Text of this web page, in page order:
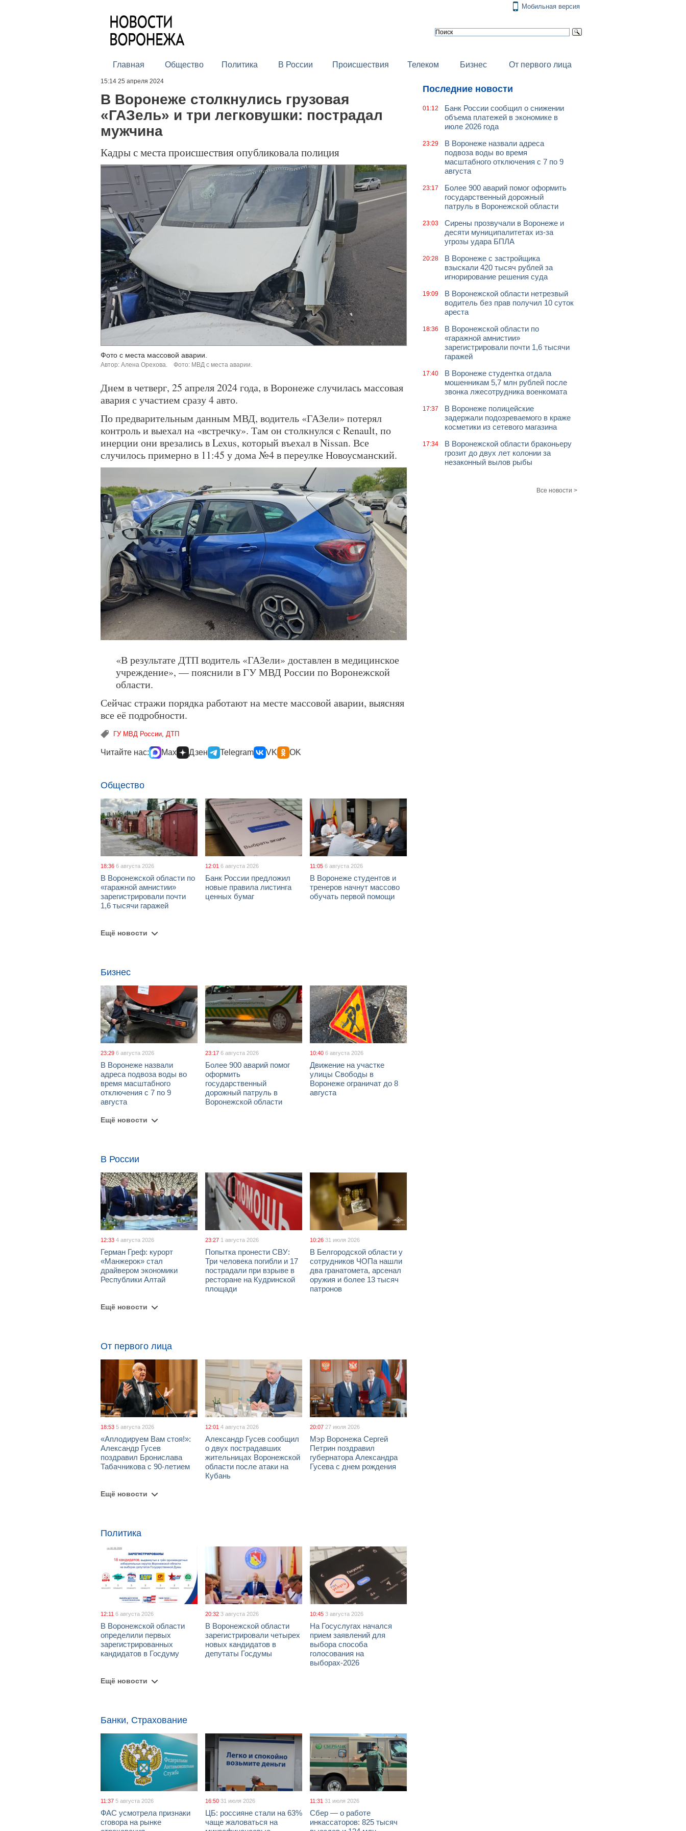
Мобильная версия
Главная Общество Политика В России Происшествия Телеком Бизнес От первого лица
15:14 25 апреля 2024
В Воронеже столкнулись грузовая
«ГАЗель» и три легковушки: пострадал
мужчина
Кадры с места происшествия опубликовала полиция
Фото с места массовой аварии.
Автор: Алена Орехова. Фото: МВД с места аварии.
Днем в четверг, 25 апреля 2024 года, в Воронеже случилась массовая
авария с участием сразу 4 авто.
По предварительным данным МВД, водитель «ГАЗели» потерял
контроль и выехал на «встречку». Там он столкнулся с Renault, по
инерции они врезались в Lexus, который въехал в Nissan. Все
случилось примерно в 11:45 у дома №4 в переулке Новоусманский.
«В результате ДТП водитель «ГАЗели» доставлен в медицинское
учреждение», — пояснили в ГУ МВД России по Воронежской
области.
Сейчас стражи порядка работают на месте массовой аварии, выясняя
все её подробности.
ГУ МВД России ДТП
Читайте нас: Max Дзен Telegram VK OK
Общество
18:36 6 августа 2026
В Воронежской области по
«гаражной амнистии»
зарегистрировали почти
1,6 тысячи гаражей
12:01 6 августа 2026
Банк России предложил
новые правила листинга
ценных бумаг
11:05 6 августа 2026
В Воронеже студентов и
тренеров начнут массово
обучать первой помощи
Ещё новости
Бизнес
23:29 6 августа 2026
В Воронеже назвали
адреса подвоза воды во
время масштабного
отключения с 7 по 9
августа
23:17 6 августа 2026
Более 900 аварий помог
оформить
государственный
дорожный патруль в
Воронежской области
10:40 6 августа 2026
Движение на участке
улицы Свободы в
Воронеже ограничат до 8
августа
Ещё новости
В России
12:33 4 августа 2026
Герман Греф: курорт
«Манжерок» стал
драйвером экономики
Республики Алтай
23:27 1 августа 2026
Попытка пронести СВУ:
Три человека погибли и 17
пострадали при взрыве в
ресторане на Кудринской
площади
10:26 31 июля 2026
В Белгородской области у
сотрудников ЧОПа нашли
два гранатомета, арсенал
оружия и более 13 тысяч
патронов
Ещё новости
От первого лица
18:53 5 августа 2026
«Аплодируем Вам стоя!»:
Александр Гусев
поздравил Бронислава
Табачникова с 90-летием
12:01 4 августа 2026
Александр Гусев сообщил
о двух пострадавших
жительницах Воронежской
области после атаки на
Кубань
20:07 27 июля 2026
Мэр Воронежа Сергей
Петрин поздравил
губернатора Александра
Гусева с днем рождения
Ещё новости
Политика
12:11 6 августа 2026
В Воронежской области
определили первых
зарегистрированных
кандидатов в Госдуму
20:32 3 августа 2026
В Воронежской области
зарегистрировали четырех
новых кандидатов в
депутаты Госдумы
10:45 3 августа 2026
На Госуслугах начался
прием заявлений для
выбора способа
голосования на
выборах-2026
Ещё новости
Банки, Страхование
11:37 5 августа 2026
ФАС усмотрела признаки
сговора на рынке
16:50 31 июля 2026
ЦБ: россияне стали на 63%
чаще жаловаться на
11:31 31 июля 2026
Сбер — о работе
инкассаторов: 825 тысяч
Последние новости
01:12
Банк России сообщил о снижении
объема платежей в экономике в
июле 2026 года
23:29
В Воронеже назвали адреса
подвоза воды во время
масштабного отключения с 7 по 9
августа
23:17
Более 900 аварий помог оформить
государственный дорожный
патруль в Воронежской области
23:03
Сирены прозвучали в Воронеже и
десяти муниципалитетах из-за
угрозы удара БПЛА
20:28
В Воронеже с застройщика
взыскали 420 тысяч рублей за
игнорирование решения суда
19:09
В Воронежской области нетрезвый
водитель без прав получил 10 суток
ареста
18:36
В Воронежской области по
«гаражной амнистии»
зарегистрировали почти 1,6 тысячи
гаражей
17:40
В Воронеже студентка отдала
мошенникам 5,7 млн рублей после
звонка лжесотрудника военкомата
17:37
В Воронеже полицейские
задержали подозреваемого в краже
косметики из сетевого магазина
17:34
В Воронежской области браконьеру
грозит до двух лет колонии за
незаконный вылов рыбы
Все новости >